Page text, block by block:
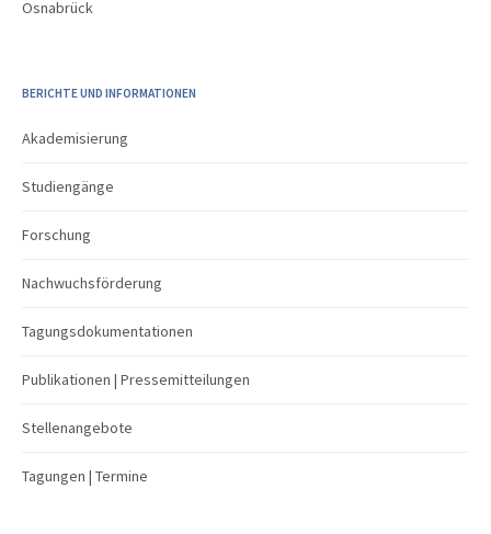
Osnabrück
BERICHTE UND INFORMATIONEN
Akademisierung
Studiengänge
Forschung
Nachwuchsförderung
Tagungsdokumentationen
Publikationen | Pressemitteilungen
Stellenangebote
Tagungen | Termine